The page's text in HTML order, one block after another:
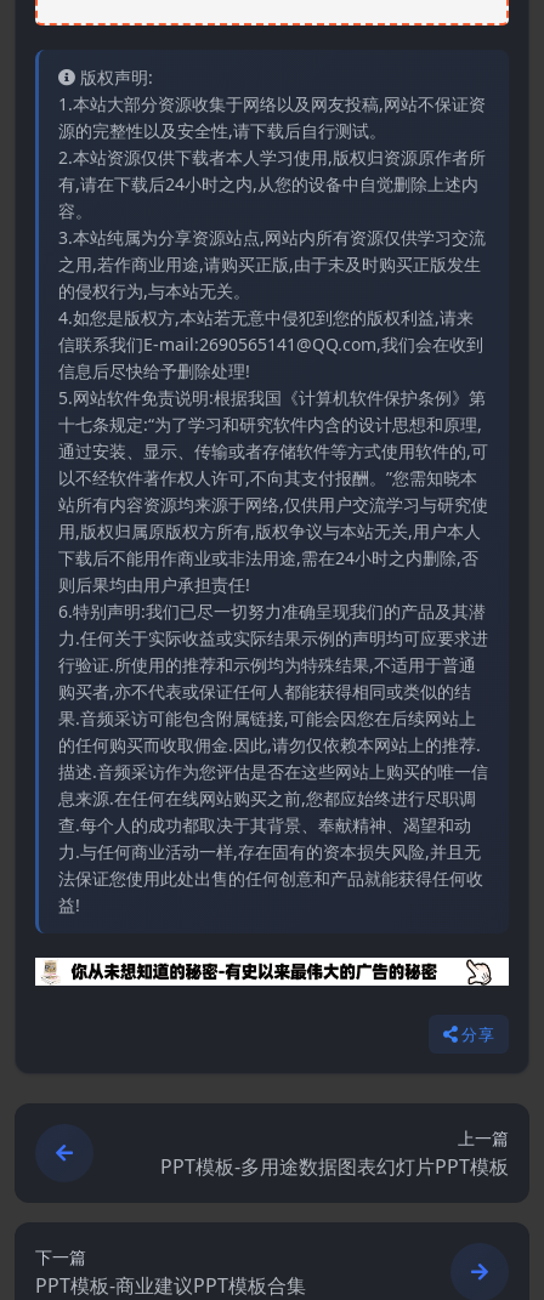
版权声明:
1.本站大部分资源收集于网络以及网友投稿,网站不保证资
源的完整性以及安全性,请下载后自行测试。
2.本站资源仅供下载者本人学习使用,版权归资源原作者所
有,请在下载后24小时之内,从您的设备中自觉删除上述内
容。
3.本站纯属为分享资源站点,网站内所有资源仅供学习交流
之用,若作商业用途,请购买正版,由于未及时购买正版发生
的侵权行为,与本站无关。
4.如您是版权方,本站若无意中侵犯到您的版权利益,请来
信联系我们E-mail:2690565141@QQ.com,我们会在收到
信息后尽快给予删除处理!
5.网站软件免责说明:根据我国《计算机软件保护条例》第
十七条规定:“为了学习和研究软件内含的设计思想和原理,
通过安装、显示、传输或者存储软件等方式使用软件的,可
以不经软件著作权人许可,不向其支付报酬。”您需知晓本
站所有内容资源均来源于网络,仅供用户交流学习与研究使
用,版权归属原版权方所有,版权争议与本站无关,用户本人
下载后不能用作商业或非法用途,需在24小时之内删除,否
则后果均由用户承担责任!
6.特别声明:我们已尽一切努力准确呈现我们的产品及其潜
力.任何关于实际收益或实际结果示例的声明均可应要求进
行验证.所使用的推荐和示例均为特殊结果,不适用于普通
购买者,亦不代表或保证任何人都能获得相同或类似的结
果.音频采访可能包含附属链接,可能会因您在后续网站上
的任何购买而收取佣金.因此,请勿仅依赖本网站上的推荐.
描述.音频采访作为您评估是否在这些网站上购买的唯一信
息来源.在任何在线网站购买之前,您都应始终进行尽职调
查.每个人的成功都取决于其背景、奉献精神、渴望和动
力.与任何商业活动一样,存在固有的资本损失风险,并且无
法保证您使用此处出售的任何创意和产品就能获得任何收
益!
分享
上一篇
PPT模板-多用途数据图表幻灯片PPT模板
下一篇
PPT模板-商业建议PPT模板合集